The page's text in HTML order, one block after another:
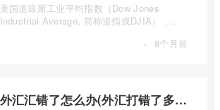
美国道琼斯工业平均指数（Dow Jones
Industrial Average, 简称道指或DJIA），无
· 8个月前
外汇汇错了怎么办(外汇打错了多久退回来)